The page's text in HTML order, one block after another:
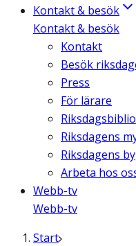
Kontakt & besök
Kontakt & besök
Kontakt
Besök
Press
För lärare
Riksdagens
Riksdagens
Arbeta hos
Webb-tv
Webb-tv
Start